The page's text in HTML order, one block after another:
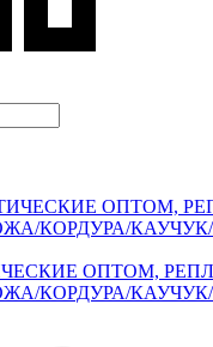
ОПТОМ,
КОРДУРА/КАУЧУК/